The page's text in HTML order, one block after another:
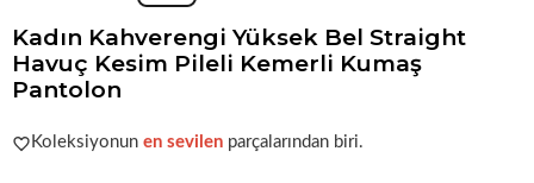
Kadın Kahverengi Yüksek Bel Straight
Havuç Kesim Pileli Kemerli Kumaş
Pantolon
Şu andaçok talep görüyor!
Koleksiyonun en sevilen parçalarından biri.